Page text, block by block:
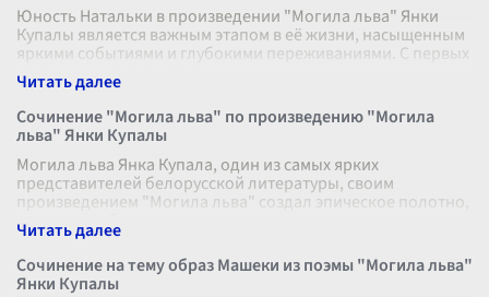
Юность Натальки в произведении "Могила льва" Янки
Купалы является важным этапом в её жизни, насыщенным
яркими событиями и глубокими переживаниями. С первых
страниц мы видим её как
Сочинение "Могила льва" по произведению "Могила
льва" Янки Купалы
Могила льва Янка Купала, один из самых ярких
представителей белорусской литературы, своим
произведением "Могила льва" создал эпическое полотно,
которое глубоко проникло в сердце к
Сочинение на тему образ Машеки из поэмы "Могила льва"
Янки Купалы